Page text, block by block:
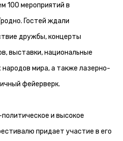
100 мероприятий в
Гостей ждали
дружбы, концерты
выставки, национальные
народов мира, а также лазерно-
фейерверк.
и высокое
придает участие в его